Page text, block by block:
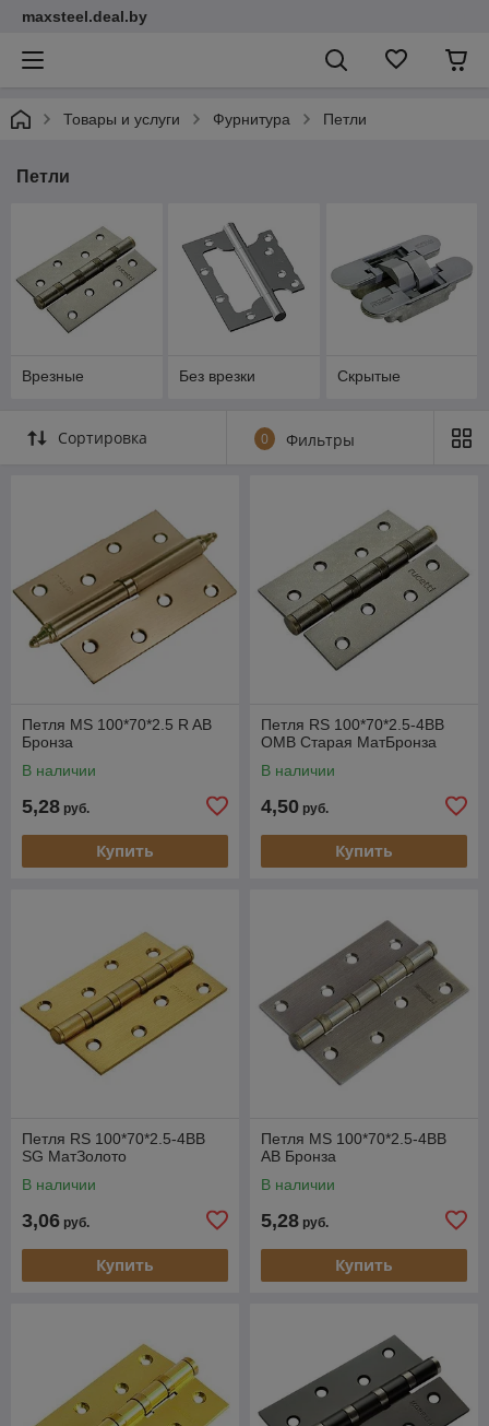
maxsteel.deal.by
Товары и услуги Фурнитура Петли
Петли
Врезные Без врезки Скрытые
Сортировка 0 Фильтры
Петля MS 100*70*2.5 R AB
Бронза
В наличии
5,28 руб.
Купить
Петля RS 100*70*2.5-4BB
OMB Старая МатБронза
В наличии
4,50 руб.
Купить
Петля RS 100*70*2.5-4BB
SG МатЗолото
В наличии
3,06 руб.
Купить
Петля MS 100*70*2.5-4BB
AB Бронза
В наличии
5,28 руб.
Купить